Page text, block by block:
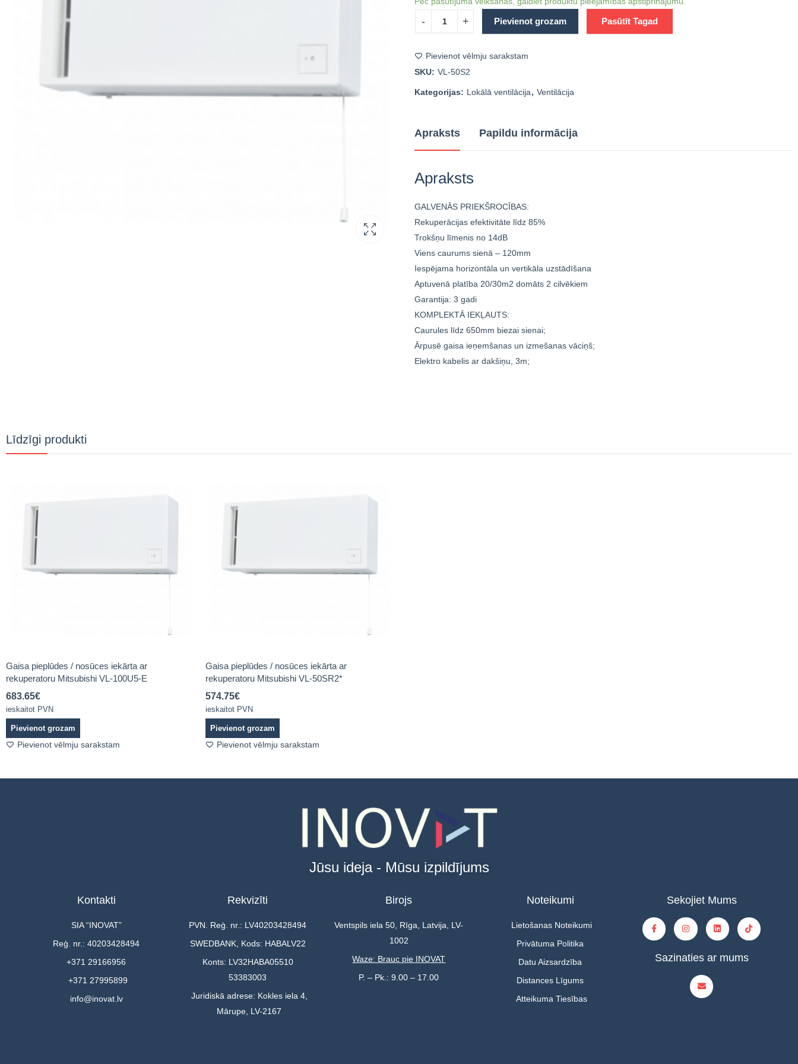
Pievienot grozam Pasūtīt Tagad
Pievienot vēlmju sarakstam
SKU: VL-50S2
Kategorijas: Lokālā ventilācija, Ventilācija
Apraksts Papildu informācija
Apraksts
GALVENĀS PRIEKŠROCĪBAS:
Rekuperācijas efektivitāte līdz 85%
Trokšņu līmenis no 14dB
Viens caurums sienā – 120mm
Iespējama horizontāla un vertikāla uzstādīšana
Aptuvenā platība 20/30m2 domāts 2 cilvēkiem
Garantija: 3 gadi
KOMPLEKTĀ IEKĻAUTS:
Caurules līdz 650mm biezai sienai;
Ārpusē gaisa ieņemšanas un izmešanas vāciņš;
Elektro kabelis ar dakšiņu, 3m;
Līdzīgi produkti
Gaisa pieplūdes / nosūces iekārta ar
rekuperatoru Mitsubishi VL-100U5-E
683.65€
ieskaitot PVN
Pievienot grozam
Pievienot vēlmju sarakstam
Gaisa pieplūdes / nosūces iekārta ar
rekuperatoru Mitsubishi VL-50SR2*
574.75€
ieskaitot PVN
Pievienot grozam
Pievienot vēlmju sarakstam
Jūsu ideja - Mūsu izpildījums
Kontakti
SIA “INOVAT”
Reģ. nr.: 40203428494
+371 29166956
+371 27995899
info@inovat.lv
Rekvizīti
PVN. Reģ. nr.: LV40203428494
SWEDBANK, Kods: HABALV22
Konts: LV32HABA05510
53383003
Juridiskā adrese: Kokles iela 4,
Mārupe, LV-2167
Birojs
Ventspils iela 50, Rīga, Latvija, LV-
1002
Waze: Brauc pie INOVAT
P. – Pk.: 9.00 – 17.00
Noteikumi
Lietošanas Noteikumi
Privātuma Politika
Datu Aizsardzība
Distances Līgums
Atteikuma Tiesības
Sekojiet Mums
Sazinaties ar mums